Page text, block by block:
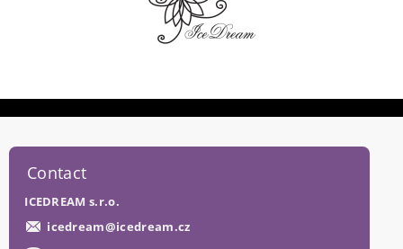
Contact
ICEDREAM s.r.o.
icedream@icedream.cz